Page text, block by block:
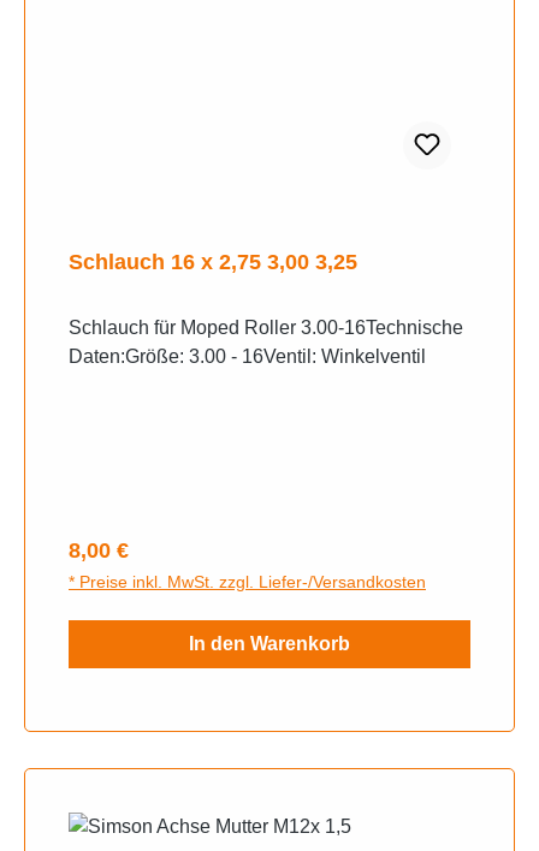
Schlauch 16 x 2,75 3,00 3,25
Schlauch für Moped Roller 3.00-16Technische
Daten:Größe: 3.00 - 16Ventil: Winkelventil
Regulärer Preis:
8,00 €
* Preise inkl. MwSt. zzgl. Liefer-/Versandkosten
In den Warenkorb